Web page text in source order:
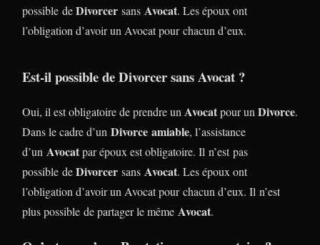
possible deDivorcer sans Avocat. Les époux ont
l’obligation d’avoir un Avocat pour chacun d’eux.
Est-il possible de Divorcer sans Avocat ?
Oui, il est obligatoire de prendre un Avocatpour un Divorce.
Dans le cadre d’un Divorce amiable, l’assistance
d’un Avocatpar époux est obligatoire. Il n’est pas
possible deDivorcer sans Avocat. Les époux ont
l’obligation d’avoir un Avocat pour chacun d’eux. Il n’est
plus possible de partager le même Avocat.